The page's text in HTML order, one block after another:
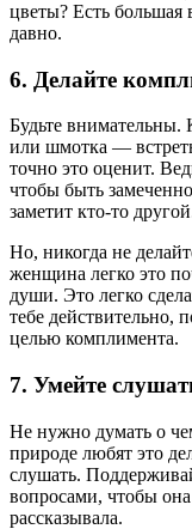
цветы? Есть большая
давно.
6. Делайте
Будьте внимательны.
или шмотка —
точно это оценит.
чтобы быть
заметит кто-то
Но, никогда не
женщина легко это
души. Это легко
тебе действительно,
целью комплимента.
7. Умейте
Не нужно думать о
природе любят это
слушать.
вопросами, чтобы
рассказывала.